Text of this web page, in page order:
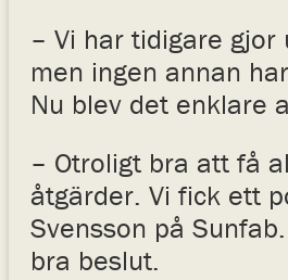
– Vi har tidigare
men ingen annan
Nu blev det enklare
– Otroligt bra att få
åtgärder. Vi fick ett
Svensson på
bra beslut.